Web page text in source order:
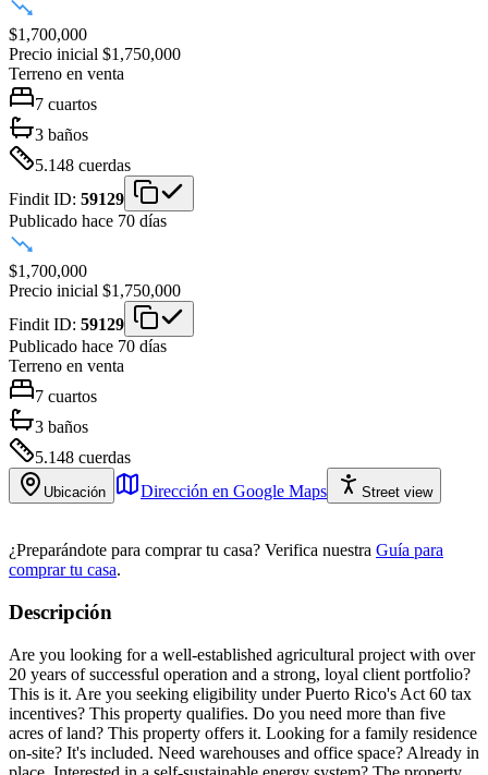
$1,700,000
Precio inicial $1,750,000
Terreno en venta
7 cuartos
3 baños
5.148 cuerdas
Findit ID: 59129
Publicado hace 70 días
$1,700,000
Precio inicial $1,750,000
Findit ID: 59129
Publicado hace 70 días
Terreno en venta
7 cuartos
3 baños
5.148 cuerdas
Ubicación Dirección en Google Maps Street view
¿Preparándote para comprar tu casa? Verifica nuestra Guía para
comprar tu casa.
Descripción
Are you looking for a well-established agricultural project with over
20 years of successful operation and a strong, loyal client portfolio?
This is it. Are you seeking eligibility under Puerto Rico's Act 60 tax
incentives? This property qualifies. Do you need more than five
acres of land? This property offers it. Looking for a family residence
on-site? It's included. Need warehouses and office space? Already in